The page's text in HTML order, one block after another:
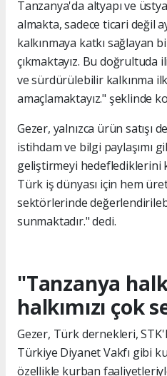
Tanzanya'da altyapı ve
almakta, sadece ticari değil
kalkınmaya katkı sağlayan
çıkmaktayız. Bu doğrultuda
ve sürdürülebilir kalkınma
amaçlamaktayız." şeklinde
Gezer, yalnızca ürün satışı
istihdam ve bilgi paylaşımı
geliştirmeyi hedeflediklerini
Türk iş dünyası için hem
sektörlerinde
sunmaktadır." dedi.
"Tanzanya
halkımızı çok
Gezer, Türk dernekleri,
Türkiye Diyanet Vakfı gibi
özellikle kurban